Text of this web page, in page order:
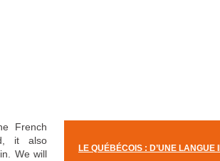
French
it also
We will
LE QUÉBÉCOIS : D’UNE LANGUE